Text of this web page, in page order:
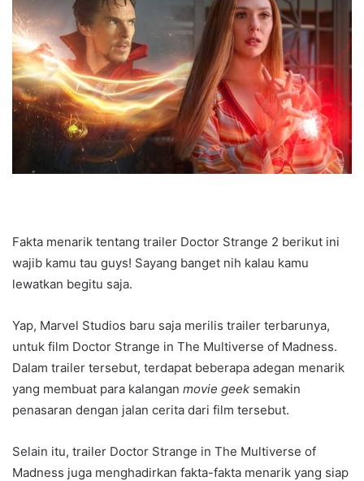
Fakta menarik tentang trailer Doctor Strange 2 berikut ini
wajib kamu tau guys! Sayang banget nih kalau kamu
lewatkan begitu saja.
Yap, Marvel Studios baru saja merilis trailer terbarunya,
untuk film Doctor Strange in The Multiverse of Madness.
Dalam trailer tersebut, terdapat beberapa adegan menarik
yang membuat para kalangan movie geek semakin
penasaran dengan jalan cerita dari film tersebut.
Selain itu, trailer Doctor Strange in The Multiverse of
Madness juga menghadirkan fakta-fakta menarik yang siap